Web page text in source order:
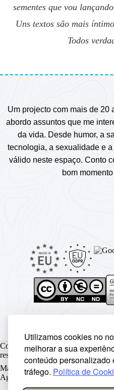
Utilizamos cookies no
melhorar a sua
conteúdo personalizado
tráfego. Política de
sementes que vou
Uns textos são mais
Todos
Um projecto com mais de 20
abordo assuntos que me
da vida. Desde humor, a
tecnologia, a sexualidade e
válido neste espaço. Conto
bom
Copyright © Rickyunic World®
reservados.
Made with ♥ by Rickyunic .
Agency .